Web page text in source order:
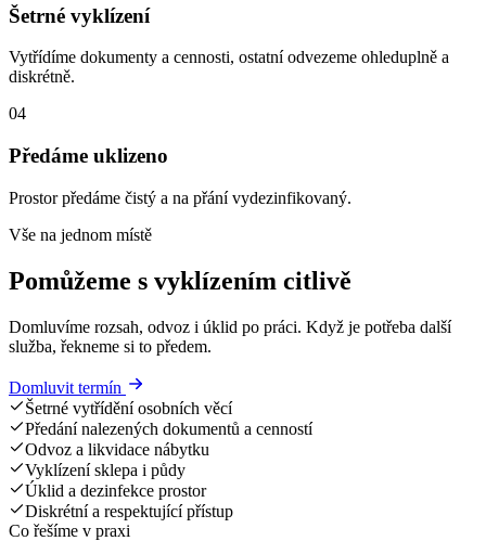
Šetrné vyklízení
Vytřídíme dokumenty a cennosti, ostatní odvezeme ohleduplně a
diskrétně.
04
Předáme uklizeno
Prostor předáme čistý a na přání vydezinfikovaný.
Vše na jednom místě
Pomůžeme s vyklízením citlivě
Domluvíme rozsah, odvoz i úklid po práci. Když je potřeba další
služba, řekneme si to předem.
Domluvit termín
Šetrné vytřídění osobních věcí
Předání nalezených dokumentů a cenností
Odvoz a likvidace nábytku
Vyklízení sklepa i půdy
Úklid a dezinfekce prostor
Diskrétní a respektující přístup
Co řešíme v praxi